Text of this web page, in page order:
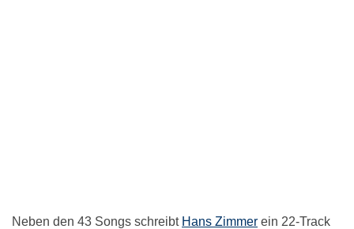
Neben den 43 Songs schreibt Hans Zimmer ein 22-Track